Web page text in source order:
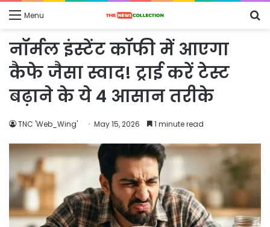
Menu
नॉर्मल इंस्टेंट कॉफी में आएगा
कैफे जैसा स्वाद! ट्राई करें टेस्ट
बढ़ाने के ये 4 आसान तरीके
TNC 'Web_Wing' May 15, 2026 1 minute read